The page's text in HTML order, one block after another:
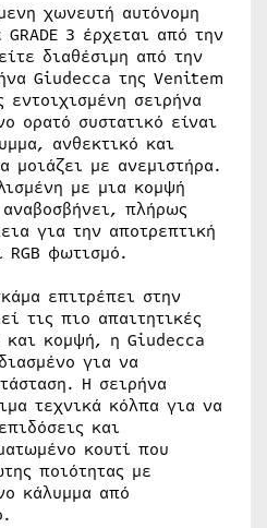
χωνευτή αυτόνομη
3 έρχεται από την
διαθέσιμη από την
Giudecca της Venitem
σειρήνα
ορατό συστατικό είναι
ανθεκτικό και
μοιάζει με ανεμιστήρα.
με μια κομψή
πλήρως
για την αποτρεπτική
RGB φωτισμό.
επιτρέπει στην
τις πιο απαιτητικές
και κομψή, η Giudecca
για να
Η σειρήνα
τεχνικά κόλπα για να
και
κουτί που
ποιότητας με
κάλυμμα από